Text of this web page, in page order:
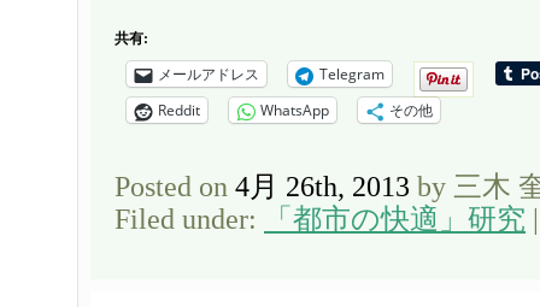
共有:
メールアドレス
Telegram
Reddit
WhatsApp その他
Posted on 4月 26th, 2013 by 三木
Filed under:
「都市の快適」研究